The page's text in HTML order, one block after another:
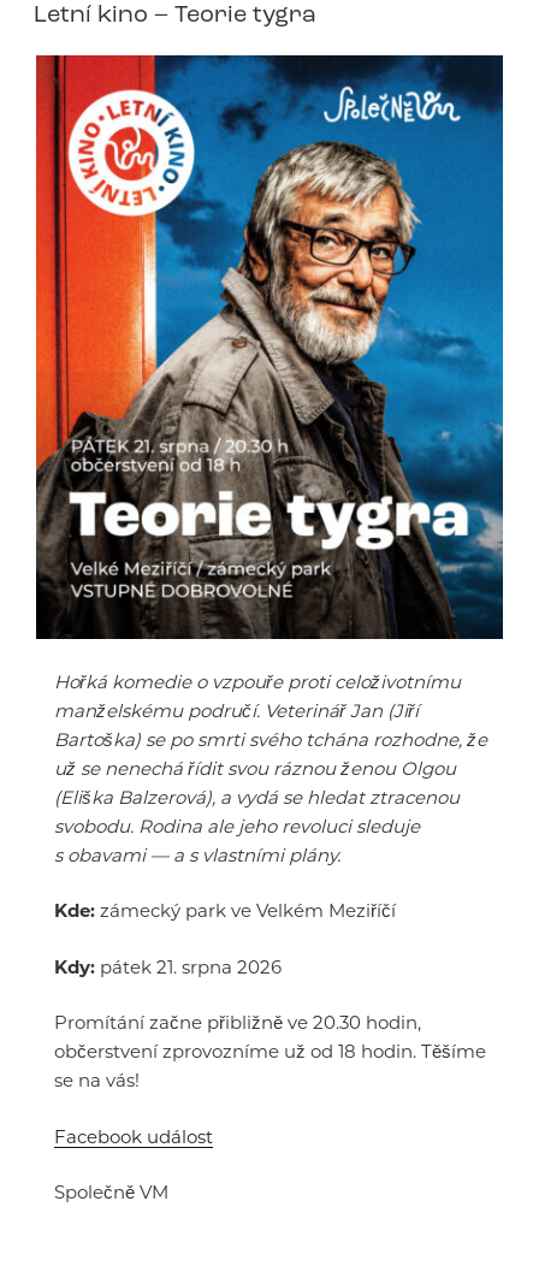
Letní kino – Teorie tygra
Hořká komedie o vzpouře proti celoživotnímu
manželskému područí. Veterinář Jan (Jiří
Bartoška) se po smrti svého tchána rozhodne, že
už se nenechá řídit svou ráznou ženou Olgou
(Eliška Balzerová), a vydá se hledat ztracenou
svobodu. Rodina ale jeho revoluci sleduje
s obavami — a s vlastními plány.
Kde: zámecký park ve Velkém Meziříčí
Kdy: pátek 21. srpna 2026
Promítání začne přibližně ve 20.30 hodin,
občerstvení zprovozníme už od 18 hodin. Těšíme
se na vás!
Facebook událost
Společně VM